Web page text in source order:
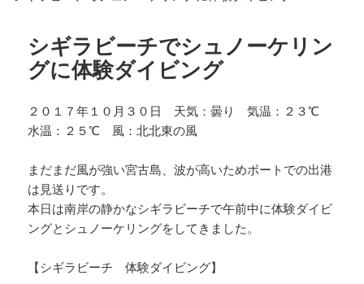
シギラビーチでシュノーケリン
グに体験ダイビング
２０１７年１０月３０日 天気：曇り 気温：２３℃
水温：２５℃ 風：北北東の風
まだまだ風が強い宮古島、波が高いためボートでの出港
は見送りです。
本日は南岸の静かなシギラビーチで午前中に体験ダイビ
ングとシュノーケリングをしてきました。
【シギラビーチ 体験ダイビング】